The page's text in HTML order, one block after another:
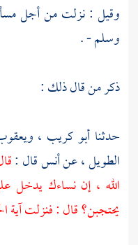
وقيل : نزلت من أجل
وسلم - .
ذكر من قال ذلك :
حدثناأبو كريب ،
الطويل ،عنأنسقال :
الله ، إن نساءك يدخل
يحتجبن؟ قال : فنزلت آية